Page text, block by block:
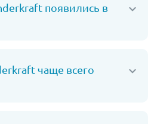
появились в
чаще всего